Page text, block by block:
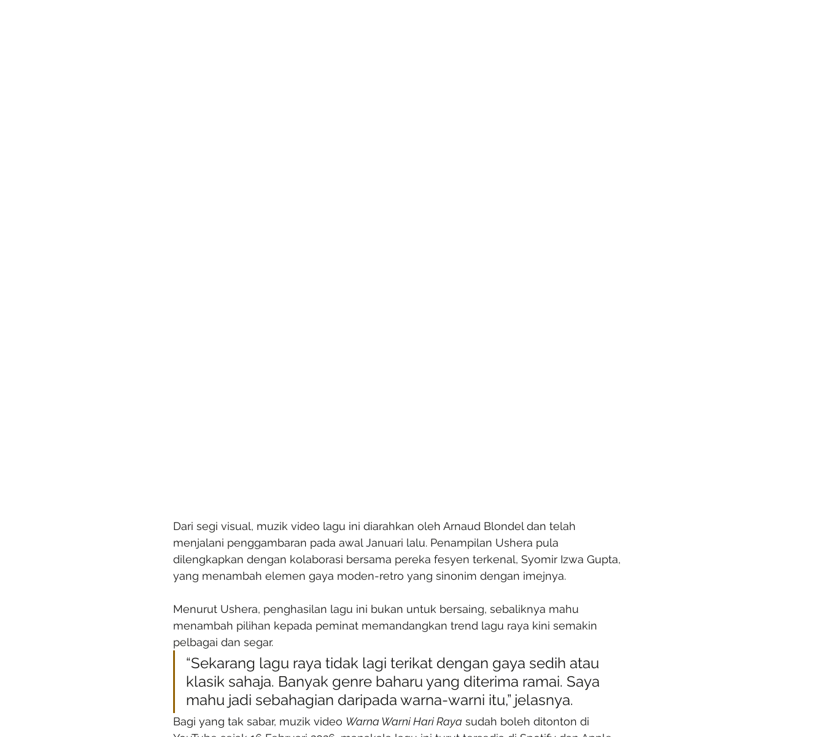
Dari segi visual, muzik video lagu ini diarahkan oleh Arnaud Blondel dan telah
menjalani penggambaran pada awal Januari lalu. Penampilan Ushera pula
dilengkapkan dengan kolaborasi bersama pereka fesyen terkenal, Syomir Izwa Gupta,
yang menambah elemen gaya moden-retro yang sinonim dengan imejnya.
Menurut Ushera, penghasilan lagu ini bukan untuk bersaing, sebaliknya mahu
menambah pilihan kepada peminat memandangkan trend lagu raya kini semakin
pelbagai dan segar.
“Sekarang lagu raya tidak lagi terikat dengan gaya sedih atau
klasik sahaja. Banyak genre baharu yang diterima ramai. Saya
mahu jadi sebahagian daripada warna-warni itu,” jelasnya.
Bagi yang tak sabar, muzik video Warna Warni Hari Raya sudah boleh ditonton di